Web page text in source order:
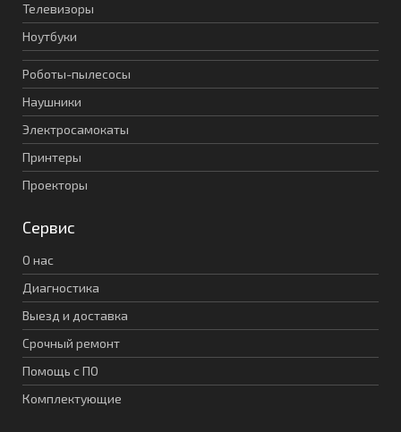
Телевизоры
Ноутбуки
Роботы-пылесосы
Наушники
Электросамокаты
Принтеры
Проекторы
Сервис
О нас
Диагностика
Выезд и доставка
Срочный ремонт
Помощь с ПО
Комплектующие